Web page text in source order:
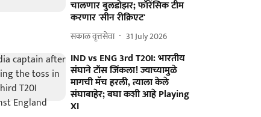
चालणार बुलडोझर; फॉरेंसिक टीम
करणार 'सीन रीक्रिएट'
सकाळ वृत्तसेवा 31 July 2026
IND vs ENG 3rd T20I: भारतीय
संघाने टॉस जिंकला! ज्याच्यामुळे
मागची मॅच हरली, त्याला केले
संघाबाहेर; बघा कशी आहे Playing
XI